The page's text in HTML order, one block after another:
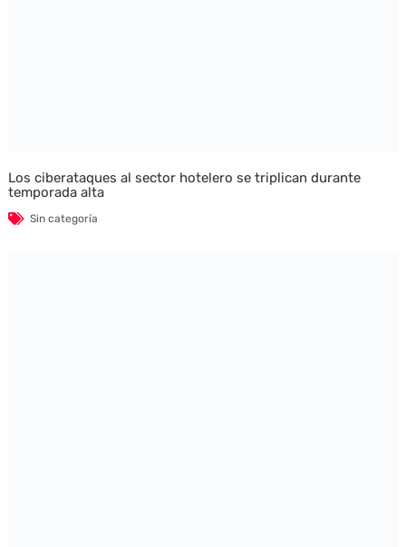
Los ciberataques al sector hotelero se triplican durante
temporada alta
Sin categoría